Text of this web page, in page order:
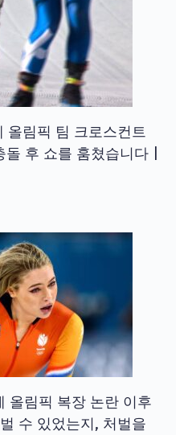
올림픽 팀 크로스컨트
후 쇼를 훔쳤습니다 |
올림픽 복장 논란 이후
수 있었는지, 처벌을